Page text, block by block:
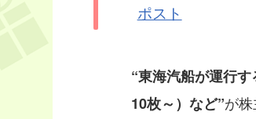
ポスト
“東海汽船が運行
10枚～）など”が